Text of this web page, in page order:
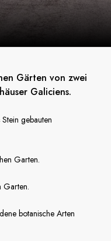
Gärten von zwei
Galiciens.
gebauten
Garten.
Garten.
botanische Arten